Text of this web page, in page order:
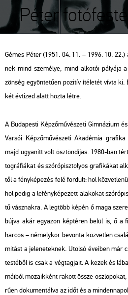
Péter
Gémes Péter (1951. 04. 11. – 1996. 10.
nek mind sze­mé­lye, mind al­ko­tói pá­lyá­ja
zön­ség egy­ön­te­tű­en po­zi­tív íté­le­tét vívta
két év­ti­zed alatt hozta létre.
A Bu­da­pes­ti Kép­ző­mű­vé­sze­ti Gim­ná­zi­um
Var­sói Kép­ző­mű­vé­sze­ti Aka­dé­mia
majd ugyan­itt volt ösz­tön­dí­jas. 1980-ban
tog­rá­fi­á­kat és szó­ró­pisz­to­lyos gra­fi­ká­kat
től a fény­ké­pe­zés felé for­dult: hol
hol pedig a le­fény­ké­pe­zett ala­ko­kat
tű vász­nak­ra. A leg­több képén ő maga
bújva akár egy­azon kép­té­ren belül is, ő a
har­cos – né­mely­kor be­von­ta köz­vet­len
mi­tást a je­le­ne­tek­nek. Utol­só éve­i­ben már
tes­té­ből is csak a vég­tag­ja­it. A kezek és
má­i­ból mo­za­ik­ként ra­kott össze
rű­en do­ku­men­tál­va az időt és a